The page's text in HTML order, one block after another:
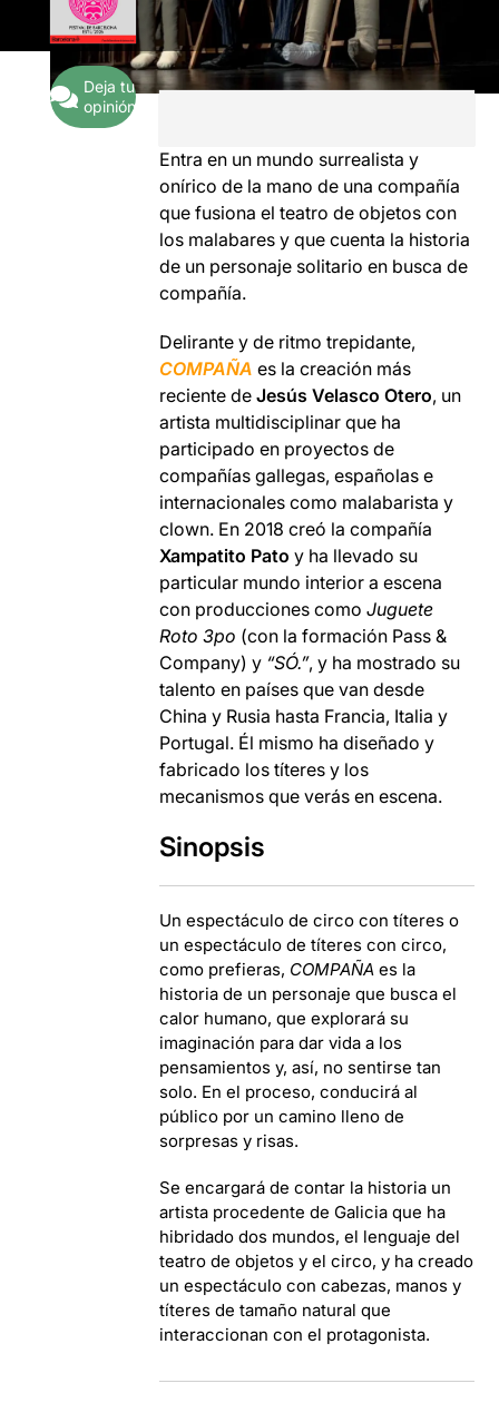
Deja tu
opinión
Entra en un mundo surrealista y
onírico de la mano de una compañía
que fusiona el teatro de objetos con
los malabares y que cuenta la historia
de un personaje solitario en busca de
compañía.
Delirante y de ritmo trepidante,
COMPAÑA es la creación más
reciente deJesús Velasco Otero, un
artista multidisciplinar que ha
participado en proyectos de
compañías gallegas, españolas e
internacionales como malabarista y
clown. En 2018 creó la compañía
Xampatito Pato y ha llevado su
particular mundo interior a escena
con producciones comoJuguete
Roto 3po (con la formación Pass &
Company) y “SÓ.”, y ha mostrado su
talento en países que van desde
China y Rusia hasta Francia, Italia y
Portugal. Él mismo ha diseñado y
fabricado los títeres y los
mecanismos que verás en escena.
Sinopsis
Un espectáculo de circo con títeres o
un espectáculo de títeres con circo,
como prefieras, COMPAÑA es la
historia de un personaje que busca el
calor humano, que explorará su
imaginación para dar vida a los
pensamientos y, así, no sentirse tan
solo. En el proceso, conducirá al
público por un camino lleno de
sorpresas y risas.
Se encargará de contar la historia un
artista procedente de Galicia que ha
hibridado dos mundos, el lenguaje del
teatro de objetos y el circo, y ha creado
un espectáculo con cabezas, manos y
títeres de tamaño natural que
interaccionan con el protagonista.